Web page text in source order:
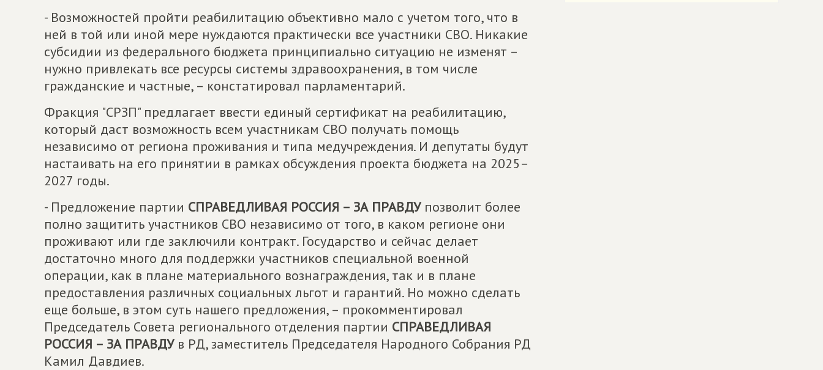
- Возможностей пройти реабилитацию объективно мало с учетом того, что в
ней в той или иной мере нуждаются практически все участники СВО. Никакие
субсидии из федерального бюджета принципиально ситуацию не изменят –
нужно привлекать все ресурсы системы здравоохранения, в том числе
гражданские и частные, – констатировал парламентарий.
Фракция "СРЗП" предлагает ввести единый сертификат на реабилитацию,
который даст возможность всем участникам СВО получать помощь
независимо от региона проживания и типа медучреждения. И депутаты будут
настаивать на его принятии в рамках обсуждения проекта бюджета на 2025–
2027 годы.
- Предложение партии СПРАВЕДЛИВАЯ РОССИЯ – ЗА ПРАВДУпозволит более
полно защитить участников СВО независимо от того, в каком регионе они
проживают или где заключили контракт. Государство и сейчас делает
достаточно много для поддержки участников специальной военной
операции, как в плане материального вознаграждения, так и в плане
предоставления различных социальных льгот и гарантий. Но можно сделать
еще больше, в этом суть нашего предложения, – прокомментировал
Председатель Совета регионального отделения партии СПРАВЕДЛИВАЯ
РОССИЯ – ЗА ПРАВДУв РД, заместитель Председателя Народного Собрания РД
Камил Давдиев.